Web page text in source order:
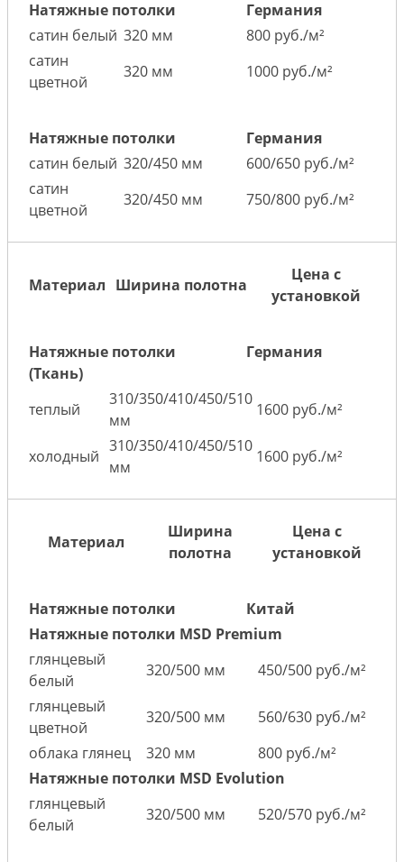
Натяжные потолки
Германия
сатин белый 320 мм
800 руб./м²
сатин
цветной
320 мм 1000 руб./м²
Натяжные потолки
Германия
сатин белый 320/450 мм
600/650 руб./м²
сатин
цветной
320/450 мм 750/800 руб./м²
Материал Ширина полотна
Цена с
установкой
Натяжные потолки
Германия
(Ткань)
теплый
310/350/410/450/510
мм
1600 руб./м²
холодный
310/350/410/450/510
мм
1600 руб./м²
Материал
Ширина
полотна
Цена с
установкой
Натяжные потолки
Китай
Натяжные потолки MSD Premium
глянцевый
белый
320/500 мм
450/500 руб./м²
глянцевый
цветной
320/500 мм
560/630 руб./м²
облака глянец
320 мм
800 руб./м²
Натяжные потолки MSD Evolution
глянцевый
белый
320/500 мм 520/570 руб./м²